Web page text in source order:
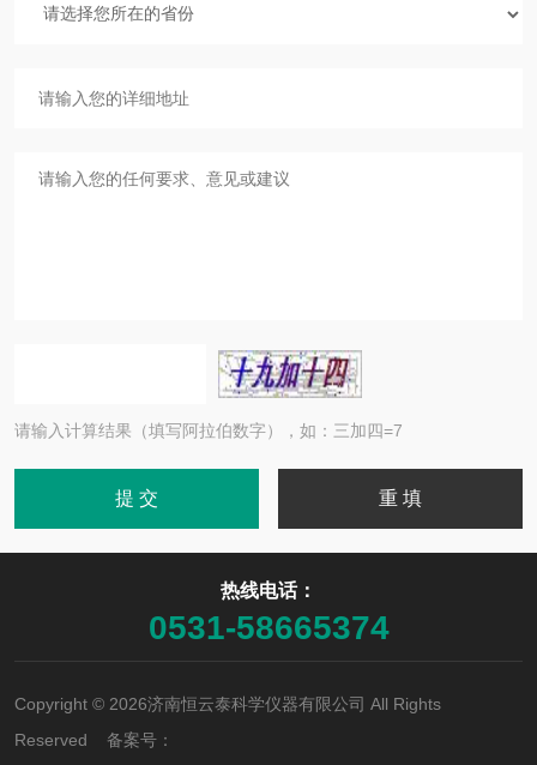
请输入计算结果（填写阿拉伯数字），如：三加四=7
热线电话：
0531-58665374
Copyright © 2026济南恒云泰科学仪器有限公司 All Rights
Reserved 备案号：